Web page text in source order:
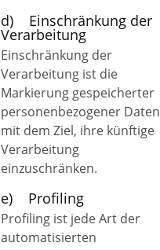
d) Einschränkung der
Verarbeitung
Einschränkung der
Verarbeitung ist die
Markierung gespeicherter
personenbezogener Daten
mit dem Ziel, ihre künftige
Verarbeitung
einzuschränken.
e) Profiling
Profiling ist jede Art der
automatisierten